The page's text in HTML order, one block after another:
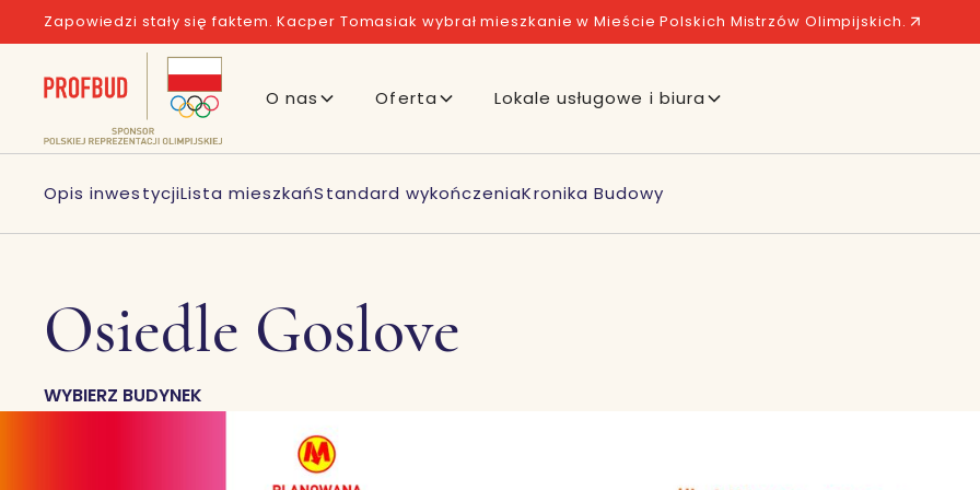
Zapowiedzi stały się faktem. Kacper Tomasiak wybrał mieszkanie w Mieście Polskich Mistrzów Olimpijskich.
O nas Oferta Lokale usługowe i biura
Opis inwestycjiLista mieszkańStandard wykończeniaKronika Budowy
Osiedle Goslove
WYBIERZ BUDYNEK